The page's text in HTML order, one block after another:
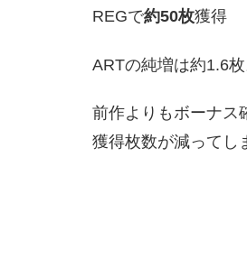
REGで約50枚獲得
ARTの純増は約1.6枚
前作よりもボーナス
獲得枚数が減ってし